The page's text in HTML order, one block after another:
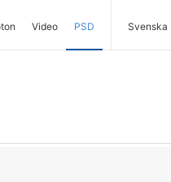
Video PSD Svenska